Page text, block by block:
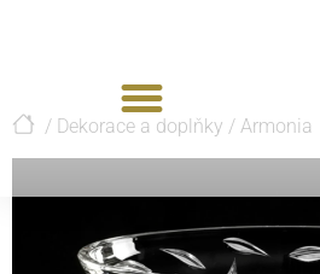
/ Dekorace a doplňky / Armonia